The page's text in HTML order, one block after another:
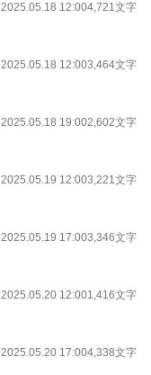
2025.05.18 12:004,721文字
2025.05.18 12:003,464文字
2025.05.18 19:002,602文字
2025.05.19 12:003,221文字
2025.05.19 17:003,346文字
2025.05.20 12:001,416文字
2025.05.20 17:004,338文字